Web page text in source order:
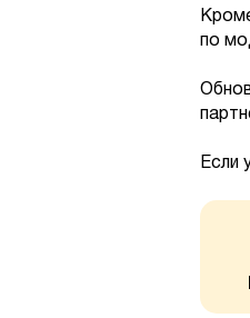
по
Если